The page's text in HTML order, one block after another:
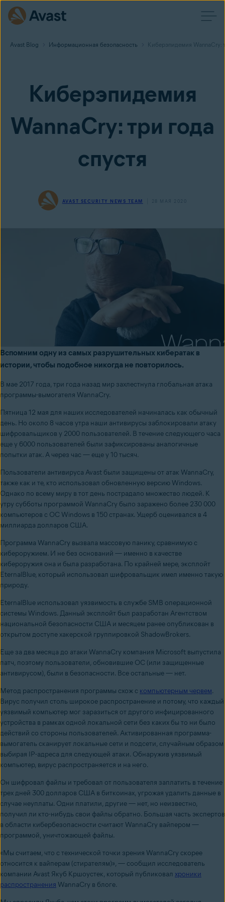
Avast Blog Информационная безопасность Киберэпидемия WannaCry:
Киберэпидемия
WannaCry: три года
спустя
AVAST SECURITY NEWS TEAM 28 МАЯ 2020
Вспомним одну из самых разрушительных кибератак в
истории, чтобы подобное никогда не повторилось.
В мае 2017 года, три года назад мир захлестнула глобальная атака
программы-вымогателя WannaCry.
Пятница 12 мая для наших исследователей начиналась как обычный
день. Но около 8 часов утра наши антивирусы заблокировали атаку
шифровальщиков у 2000 пользователей. В течение следующего часа
еще у 6000 пользователей были зафиксированы аналогичные
попытки атак. А через час — еще у 10 тысяч.
Пользователи антивируса Avast были защищены от атак WannaCry,
также как и те, кто использовал обновленную версию Windows.
Однако по всему миру в тот день пострадало множество людей. К
утру субботы программой WannaCry было заражено более 230 000
компьютеров с ОС Windows в 150 странах. Ущерб оценивался в 4
миллиарда долларов США.
Программа WannaCry вызвала массовую панику, сравнимую с
кибероружием. И не без оснований — именно в качестве
кибероружия она и была разработана. По крайней мере, эксплойт
EternalBlue, который использовал шифровальщик имел именно такую
природу.
EternalBlue использовал уязвимость в службе SMB операционной
системы Windows. Данный эксплойт был разработан Агентством
национальной безопасности США и месяцем ранее опубликован в
открытом доступе хакерской группировкой ShadowBrokers.
Еще за два месяца до атаки WannaCry компания Microsoft выпустила
патч, поэтому пользователи, обновившие ОС (или защищенные
антивирусом), были в безопасности. Все остальные — нет.
Метод распространения программы схож с компьютерным червем.
Вирус получил столь широкое распространение и потому, что каждый
уязвимый компьютер мог заразиться от другого инфицированного
устройства в рамках одной локальной сети без каких бы то ни было
действий со стороны пользователей. Активированная программа-
вымогатель сканирует локальные сети и подсети, случайным образом
выбирая IP-адреса для следующей атаки. Обнаружив уязвимый
компьютер, вирус распространяется и на него.
Он шифровал файлы и требовал от пользователя заплатить в течение
трех дней 300 долларов США в биткоинах, угрожая удалить данные в
случае неуплаты. Одни платили, другие — нет, но неизвестно,
получил ли кто-нибудь свои файлы обратно. Большая часть экспертов
в области кибербезопасности считают WannaCry вайпером —
программой, уничтожающей файлы.
«Мы считаем, что с технической точки зрения WannaCry скорее
относится к вайперам (стирателям)», — сообщил исследователь
компании Avast Якуб Кршоустек, который публиковал хроники
распространения WannaCry в блоге.